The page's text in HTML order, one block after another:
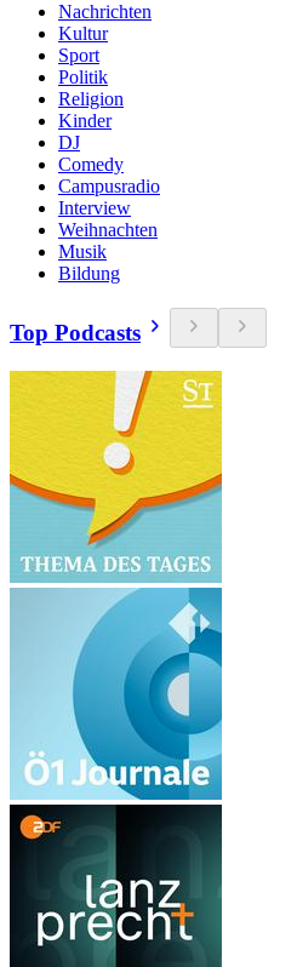
Nachrichten
Kultur
Sport
Politik
Religion
Kinder
DJ
Comedy
Campusradio
Interview
Weihnachten
Musik
Bildung
Top Podcasts